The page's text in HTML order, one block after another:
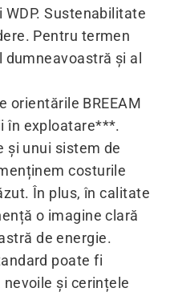
Sustenabilitate
Pentru termen
dumneavoastră și al
orientările BREEAM
în exploatare***.
și unui sistem de
costurile
În plus, în calitate
o imagine clară
de energie.
poate fi
și cerințele